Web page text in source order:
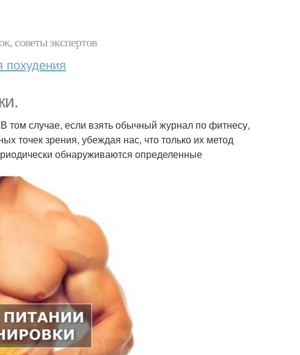
советы экспертов
похудения
том случае, если взять обычный журнал по фитнесу,
точек зрения, убеждая нас, что только их метод
обнаруживаются определенные